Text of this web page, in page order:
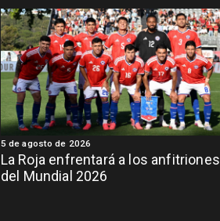
La Roja enfrentará a los anfitriones
del Mundial 2026
5 de agosto de 2026